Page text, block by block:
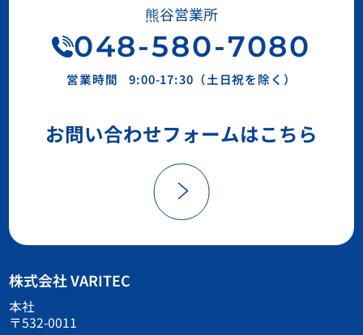
熊谷営業所
048-580-7080
営業時間 9:00-17:30（土日祝を除く）
お問い合わせフォームはこちら
株式会社 VARITEC
本社
〒532-0011